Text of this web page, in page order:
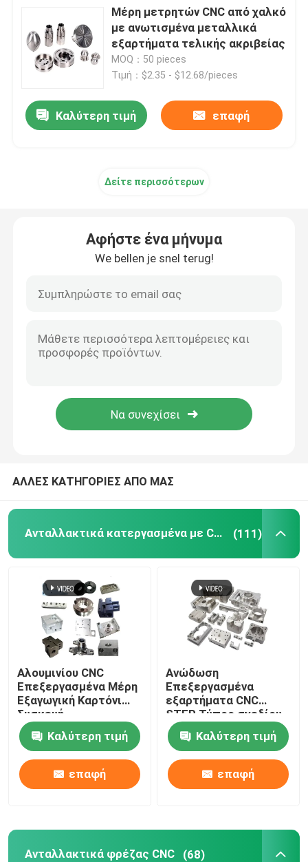
CNC γυρίζοντας μέρη άλεσης
CNC μέρη ανοξείδωτου
CNC μέρη ορείχαλκου
CNC μέρη σφράγισης
3D Τυποποιημένα Μέρη
CNC ξύλινα μέρη
Τμήματα ρίψεων κύβων
Μέρη μετρητών CNC από χαλκό
με ανωτισμένα μεταλλικά
εξαρτήματα τελικής ακριβείας
MOQ：50 pieces
Τιμή：$2.35 - $12.68/pieces
Καλύτερη τιμή επαφή
Δείτε περισσότερων
Αφήστε ένα μήνυμα
We bellen je snel terug!
ΑΛΛΕΣ ΚΑΤΗΓΟΡΙΕΣ ΑΠΟ ΜΑΣ
Ανταλλακτικά κατεργασμένα με Cnc (111)
Αλουμινίου CNC
Επεξεργασμένα Μέρη
Εξαγωγική Καρτόνι
Συσκευή
Προσαρμοσμένη
Καλύτερη τιμή
επαφή
Ανώδωση
Επεξεργασμένα
εξαρτήματα CNC
STEP Τύπος σχεδίου
Καλύτερη τιμή
επαφή
Ανταλλακτικά φρέζας CNC (68)